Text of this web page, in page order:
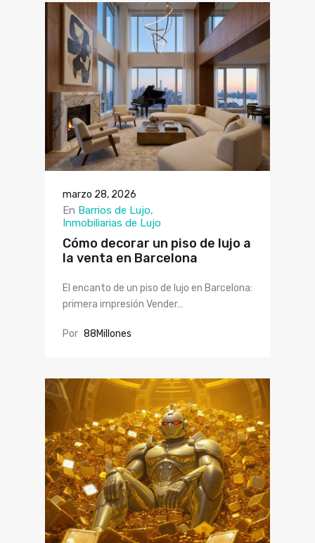
marzo 28, 2026
En Barrios de Lujo
Inmobiliarias de Lujo
Cómo decorar un piso de lujo a
la venta en Barcelona
El encanto de un piso de lujo en Barcelona:
primera impresión Vender…
Por 88Millones